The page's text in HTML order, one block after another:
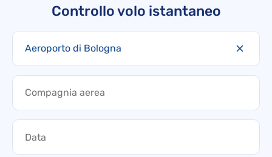
Controllo volo istantaneo
Aeroporto di Bologna